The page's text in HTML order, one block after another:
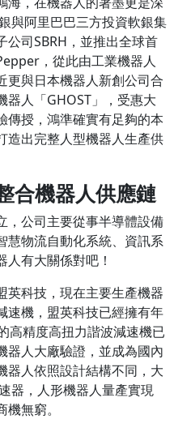
與阿里巴巴三方投資軟銀集
公司SBRH，並推出全球首
，從此由工業機器人
更與日本機器人新創公司合
器人「GHOST」，受惠大
傳授，鴻準確實有足夠的本
造出完整人型機器人生產供
機器人供應鏈
，公司主要從事半導體設備
慧物流自動化系統、資訊系
有大關係對吧！
英科技，現在主要生產機器
速機，盟英科技已經擁有年
高精度高扭力諧波減速機已
器人大廠驗證，並成為國內
器人依照設計結構不同，大
器，人形機器人量產實現
無窮。